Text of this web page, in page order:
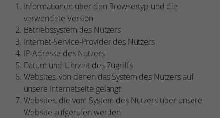
Informationen über den Browsertyp und die
verwendete Version
Betriebssystem des Nutzers
Internet-Service-Provider des Nutzers
IP-Adresse des Nutzers
Datum und Uhrzeit des Zugriffs
Websites, von denen das System des Nutzers auf
unsere Internetseite gelangt
Websites, die vom System des Nutzers über unsere
Website aufgerufen werden